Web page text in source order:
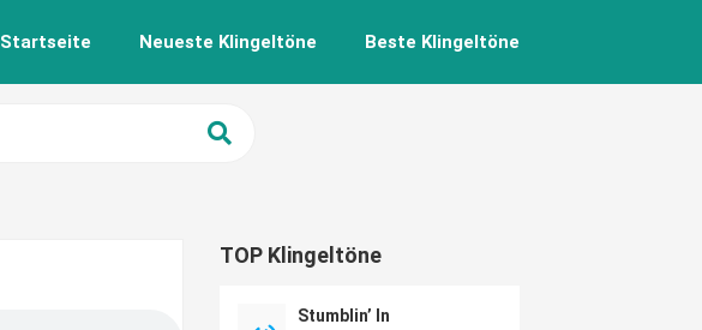
Startseite Neueste Klingeltöne Beste Klingeltöne
TOP Klingeltöne
Stumblin’ In